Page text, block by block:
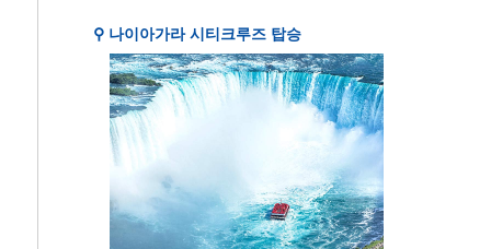
⚲ 나이아가라 시티크루즈 탑승